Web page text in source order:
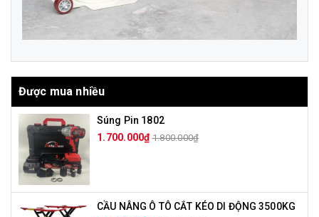
Được mua nhiều
Súng Pin 1802
1.700.000₫ 1.800.000₫
CẦU NÂNG Ô TÔ CẮT KÉO DI ĐỘNG 3500KG